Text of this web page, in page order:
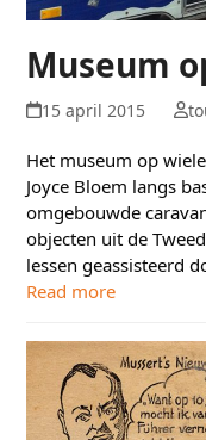
Museum
15 april 2015
Het museum op
Joyce Bloem langs
omgebouwde
objecten uit de
lessen geassisteerd
Read more